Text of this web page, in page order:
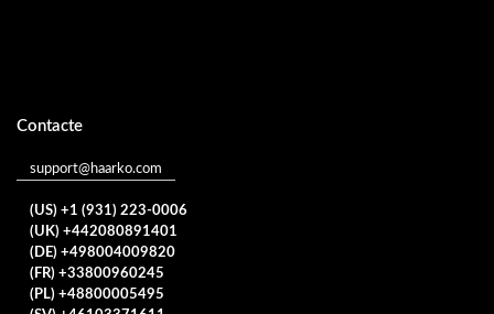
Contacte
support@haarko.com
(US) +1 (931) 223-0006
(UK) +442080891401
(DE) +498004009820
(FR) +33800960245
(PL) +48800005495